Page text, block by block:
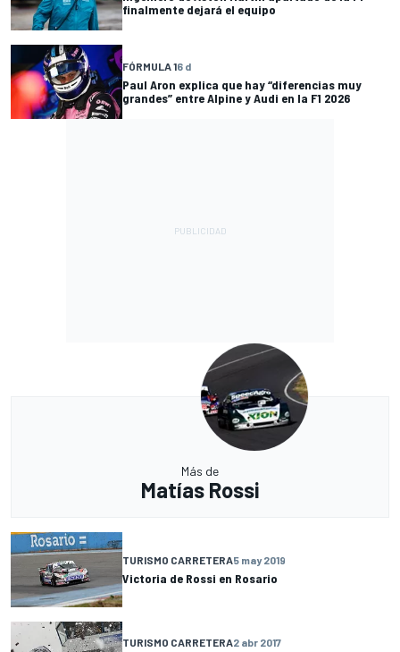
finalmente dejará el equipo
FÓRMULA 16 d
Paul Aron explica que hay “diferencias muy
grandes” entre Alpine y Audi en la F1 2026
Más de
Matías Rossi
TURISMO CARRETERA5 may 2019
Victoria de Rossi en Rosario
TURISMO CARRETERA2 abr 2017